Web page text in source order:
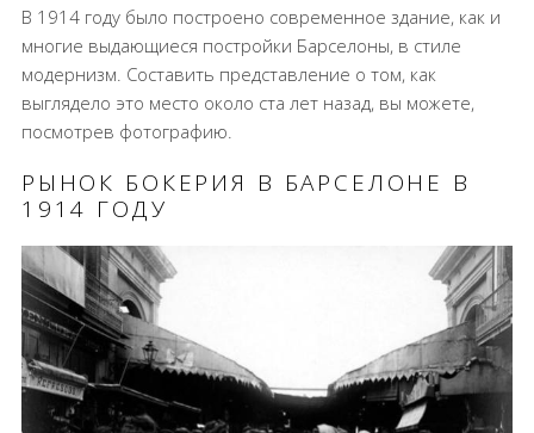
В 1914 году было построено современное здание, как и
многие выдающиеся постройки Барселоны, в стиле
модернизм. Составить представление о том, как
выглядело это место около ста лет назад, вы можете,
посмотрев фотографию.
РЫНОК БОКЕРИЯ В БАРСЕЛОНЕ В
1914 ГОДУ